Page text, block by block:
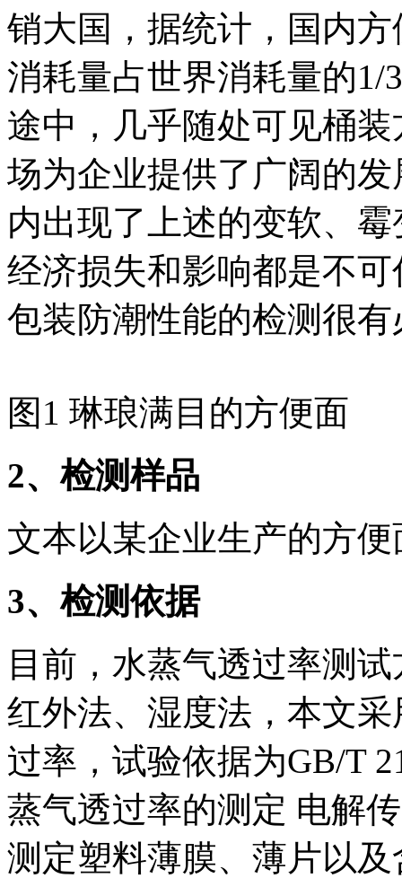
销大国，据统计，国内
消耗量占世界消耗量的1/
途中，几乎随处可见桶
场为企业提供了广阔的
内出现了上述的变软、
经济损失和影响都是不
包装防潮性能的检测很有
图1 琳琅满目的方便面
2、检测样品
文本以某企业生产的方
3、检测依据
目前，水蒸气透过率测
红外法、湿度法，本文
过率，试验依据为GB/T
蒸气透过率的测定 电解
测定塑料薄膜、薄片以